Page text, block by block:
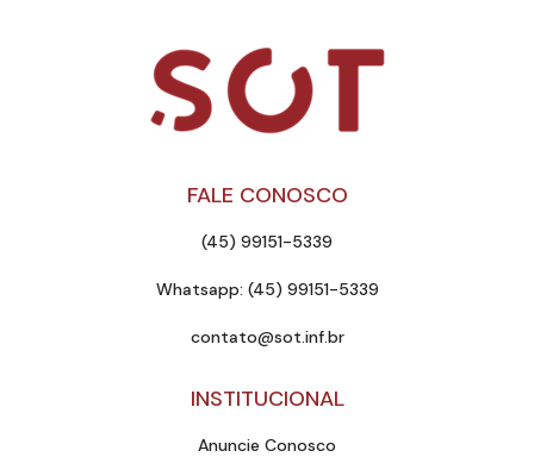
FALE CONOSCO
(45) 99151-5339
Whatsapp: (45) 99151-5339
contato@sot.inf.br
INSTITUCIONAL
Anuncie Conosco